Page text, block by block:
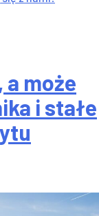
a może
i stałe